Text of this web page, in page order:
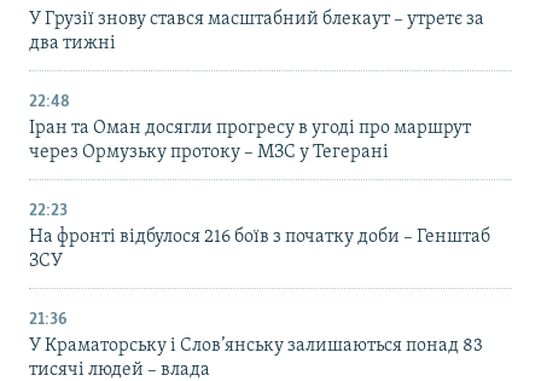
У Грузії знову стався масштабний блекаут – утретє за
два тижні
22:48
Іран та Оман досягли прогресу в угоді про маршрут
через Ормузьку протоку – МЗС у Тегерані
22:23
На фронті відбулося 216 боїв з початку доби – Генштаб
ЗСУ
21:36
У Краматорську і Слов’янську залишаються понад 83
тисячі людей – влада